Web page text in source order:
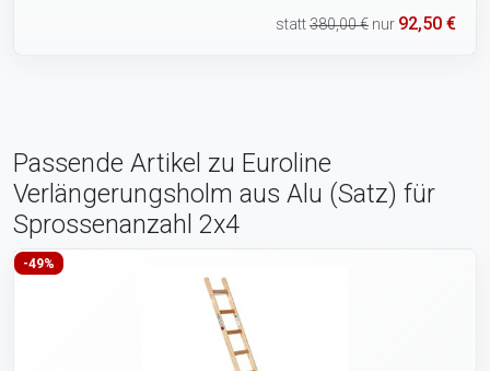
statt380,00 € nur 92,50 €
Passende Artikel zu Euroline
Verlängerungsholm aus Alu (Satz) für
Sprossenanzahl 2x4
-49%